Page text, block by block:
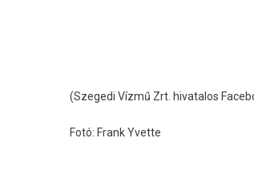
(Szegedi Vízmű Zrt. hivatalos
Fotó: Frank Yvette